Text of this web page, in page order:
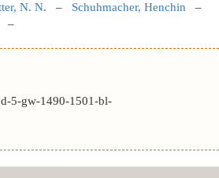
N. N. – Schuhmacher, Henchin –
–
5-gw-1490-1501-bl-